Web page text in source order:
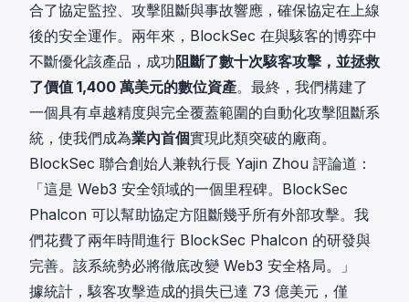
合了協定監控、攻擊阻斷與事故響應，確保協定在上線
後的安全運作。兩年來，BlockSec 在與駭客的博弈中
不斷優化該產品，成功阻斷了數十次駭客攻擊，並拯救
了價值 1,400 萬美元的數位資產。最終，我們構建了
一個具有卓越精度與完全覆蓋範圍的自動化攻擊阻斷系
統，使我們成為業內首個實現此類突破的廠商。
BlockSec 聯合創始人兼執行長 Yajin Zhou 評論道：
「這是 Web3 安全領域的一個里程碑。BlockSec
Phalcon 可以幫助協定方阻斷幾乎所有外部攻擊。我
們花費了兩年時間進行 BlockSec Phalcon 的研發與
完善。該系統勢必將徹底改變 Web3 安全格局。」
據統計，駭客攻擊造成的損失已達 73 億美元，僅